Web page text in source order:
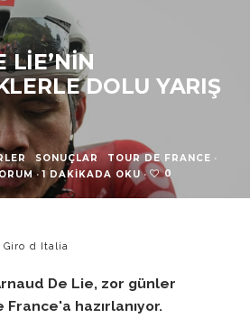
LIE’NIN
DOLU YARIŞ
SONUÇLAR TOUR DE FRANCE ·
· 1 DAKIKADA OKU · 0
Giro d Italia
De Lie, zor günler
hazırlanıyor.